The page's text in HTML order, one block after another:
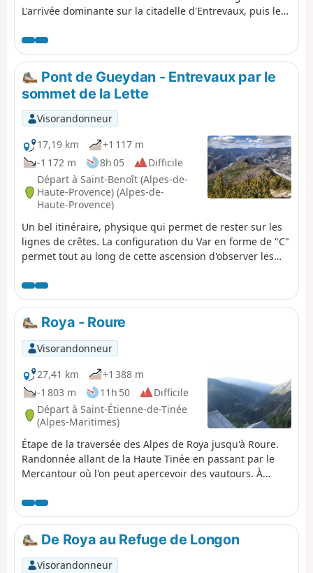
L'arrivée dominante sur la citadelle d'Entrevaux, puis les
point d'orgue de cette journée.
Pont de Gueydan - Entrevaux par le
sommet de la Lette
Visorandonneur
17,19 km
+1 117 m
-1 172 m
8h 05
Difficile
Départ à Saint-Benoît (Alpes-de-
Haute-Provence) (Alpes-de-
Haute-Provence)
Un bel itinéraire, physique qui permet de rester sur les
lignes de crêtes. La configuration du Var en forme de "C"
permet tout au long de cette ascension d'observer les
de randonnée, déambuler dans les ruelles aux vieux
murs de ce magnifique village.
Roya - Roure
Visorandonneur
27,41 km
+1 388 m
-1 803 m
11h 50
Difficile
Départ à Saint-Étienne-de-Tinée
(Alpes-Maritimes)
Étape de la traversée des Alpes de Roya jusqu'à Roure.
Randonnée allant de la Haute Tinée en passant par le
Mercantour où l'on peut apercevoir des vautours. À
attend puis un plateau quasi désertique pour finir par la
douceur des pâturages de Roure.
De Roya au Refuge de Longon
Visorandonneur